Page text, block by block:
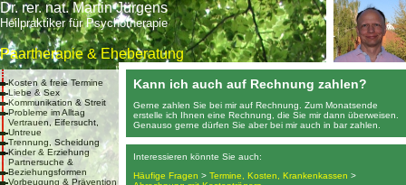
Dr. rer. nat. Martin Jürgens
Heilpraktiker für Psychotherapie
Paartherapie & Eheberatung
Kosten & freie Termine
Liebe & Sex
Kommunikation & Streit
Probleme im Alltag
Vertrauen, Eifersucht,
Untreue
Trennung, Scheidung
Kinder & Erziehung
Partnersuche &
Beziehungsformen
Vorbeugung & Prävention
Kann ich auch auf Rechnung zahlen?
Gerne zahlen Sie bei mir auf Rechnung. Zum Monatsende
erstelle ich Ihnen eine Rechnung, die Sie mir dann überweisen.
Genauso gerne dürfen Sie aber bei mir auch in bar zahlen.
Interessieren könnte Sie auch:
Häufige Fragen > Termine, Kosten, Krankenkassen >